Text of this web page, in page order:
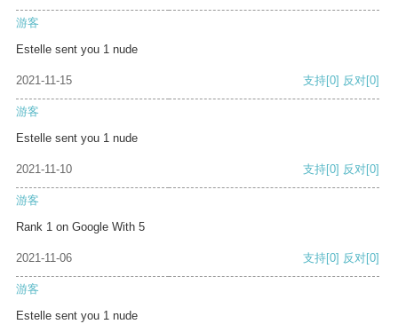
游客
Estelle sent you 1 nude
2021-11-15 支持[0] 反对[0]
游客
Estelle sent you 1 nude
2021-11-10 支持[0] 反对[0]
游客
Rank 1 on Google With 5
2021-11-06 支持[0] 反对[0]
游客
Estelle sent you 1 nude